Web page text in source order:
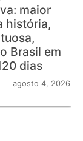
maior
história,
Brasil em
dias
agosto 4, 2026